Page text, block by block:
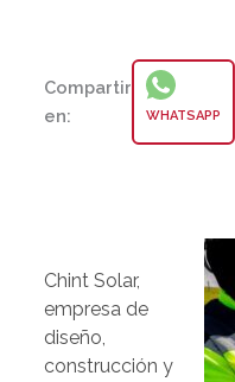
Compartir
en:
WHATSAPP
Chint Solar,
empresa de
diseño,
construcción y